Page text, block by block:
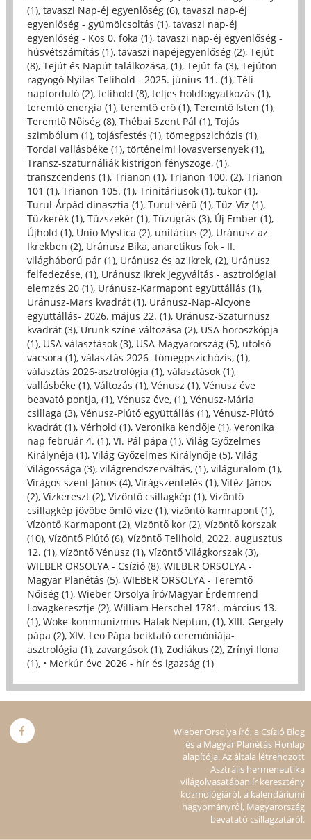
(1), tavaszi Nap-éj egyenlőség (6), tavaszi nap-éj
egyenlőség - gyümölcsoltás (1), tavaszi nap-éj
egyenlőség - Kos 0. foka (1), tavaszi nap-éj egyenlőség -
húsvétszámítás (1), tavaszi napéjegyenlőség (2), Tejút
(8), Tejút és Napút találkozása, (1), Tejút-fa (3), Tejúton
ragyogó Nyilas Telihold - 2025. június 11. (1), Téli
napforduló (2), telihold (8), teljes holdfogyatkozás (1),
teremtő energia (1), teremtő erő (1), Teremtő Isten (1),
Teremtő Nőiség (8), Thébai Szent Pál (1), Tojás
szimbólum (1), tojásfestés (1), tömegpszichózis (1),
Tordai vallásbéke (1), történelmi lovasversenyek (1),
Transz-szaturnáliák kistrigon fényszöge, (1),
transzcendens (1), Trianon (1), Trianon 100. (2), Trianon
101 (1), Trianon 105. (1), Trinitáriusok (1), tükör (1),
Turul-Árpád dinasztia (1), Turul-vérű (1), Tűz-Víz (1),
Tűzkerék (1), Tűzszekér (1), Tűzugrás (3), Új Ember (1),
Újhold (1), Unio Mystica (2), unitárius (2), Uránusz az
Ikrekben (2), Uránusz Bika, anaretikus fok - II.
világháború pár (1), Uránusz és az Ikrek, (2), Uránusz
felfedezése, (1), Uránusz Ikrek jegyváltás - asztrológiai
elemzés 20 (1), Uránusz-Karmapont együttállás (1),
Uránusz-Mars kvadrát (1), Uránusz-Nap-Alcyone
együttállás- 2026. május 22. (1), Uránusz-Szaturnusz
kvadrát (3), Urunk színe változása (2), USA horoszkópja
(1), USA választások (3), USA-Magyarország (5), utolsó
vacsora (1), választás 2026 -tömegpszichózis, (1),
választás 2026-asztrológia (1), választások (1),
vallásbéke (1), Változás (1), Vénusz (1), Vénusz éve
beavató pontja, (1), Vénusz éve, (1), Vénusz-Mária
csillaga (3), Vénusz-Plútó együttállás (1), Vénusz-Plútó
kvadrát (1), Vérhold (1), Veronika kendője (1), Veronika
nap február 4. (1), VI. Pál pápa (1), Világ Győzelmes
Királynéja (1), Világ Győzelmes Királynője (5), Világ
Világossága (3), világrendszerváltás, (1), világuralom (1),
Virágos szent János (4), Virágszentelés (1), Vitéz János
(2), Vízkereszt (2), Vízöntő csillagkép (1), Vízöntő
csillagkép jövőbe ömlő vize (1), vízöntő kamrapont (1),
Vízöntő Karmapont (2), Vizöntő kor (2), Vízöntő korszak
(10), Vízöntő Plútó (6), Vízöntő Telihold, 2022. augusztus
12. (1), Vízöntő Vénusz (1), Vízöntő Világkorszak (3),
WIEBER ORSOLYA - Csízió (8), WIEBER ORSOLYA -
Magyar Planétás (5), WIEBER ORSOLYA - Teremtő
Nőiség (1), Wieber Orsolya író/Magyar Érdemrend
Lovagkeresztje (2), William Herschel 1781. március 13.
(1), Woke-kommunizmus-Halak Neptun, (1), XIII. Gergely
pápa (2), XIV. Leo Pápa beiktató ceremóniája-
asztrológia (1), zavargások (1), Zodiákus (2), Zrínyi Ilona
(1), • Merkúr éve 2026 - hír és igazság (1)
Wieber Orsolya író, a Csízió Blog
és a Magyar Planétás Honlap
alapítója. Az általa létrehozott
Asztrális hermeneutika
világolvasatában ír keresztény
kozmológiáról, a kalendáriumi
hagyományról, Magyarország
bevatató csillagzatáról.